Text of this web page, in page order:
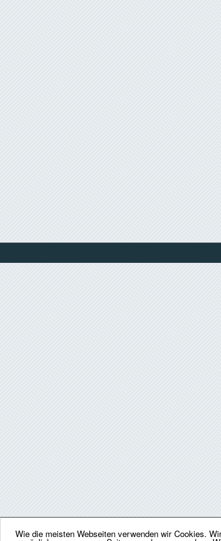
Wie die meisten Webseiten verwenden wir Cookies.